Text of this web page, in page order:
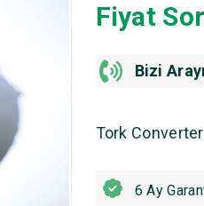
Fiyat
Bizi
Tork Converter
6 Ay